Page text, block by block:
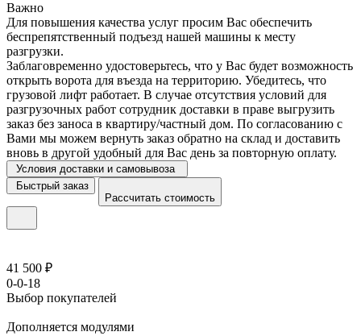
Важно
Для повышения качества услуг просим Вас обеспечить
беспрепятственный подъезд нашей машины к месту
разгрузки.
Заблаговременно удостоверьтесь, что у Вас будет возможность
открыть ворота для въезда на территорию. Убедитесь, что
грузовой лифт работает. В случае отсутствия условий для
разгрузочных работ сотрудник доставки в праве выгрузить
заказ без заноса в квартиру/частный дом. По согласованию с
Вами мы можем вернуть заказ обратно на склад и доставить
вновь в другой удобный для Вас день за повторную оплату.
Условия доставки и самовывоза
Быстрый заказ
Рассчитать стоимость
41 500 ₽
0-0-18
Выбор покупателей
Дополняется модулями